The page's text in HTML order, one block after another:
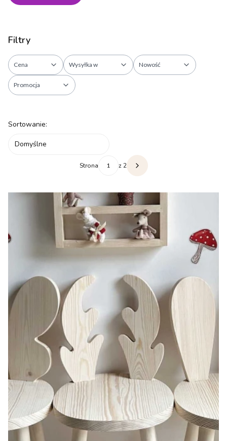
Filtry
Cena Wysyłka w Nowość
Promocja
Lista produktów
Sortowanie:
Domyślne
Strona z 2 Następne produkty